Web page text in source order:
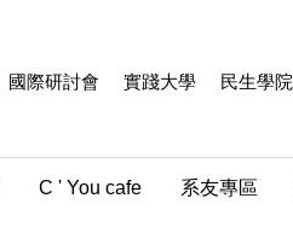
C ' You cafe 系友專區
國際研討會 實踐大學 民生學院